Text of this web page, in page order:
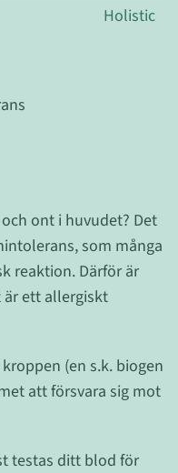
Holistic
ont i huvudet? Det
som många
reaktion. Därför är
ett allergiskt
(en s.k. biogen
att försvara sig mot
testas ditt blod för